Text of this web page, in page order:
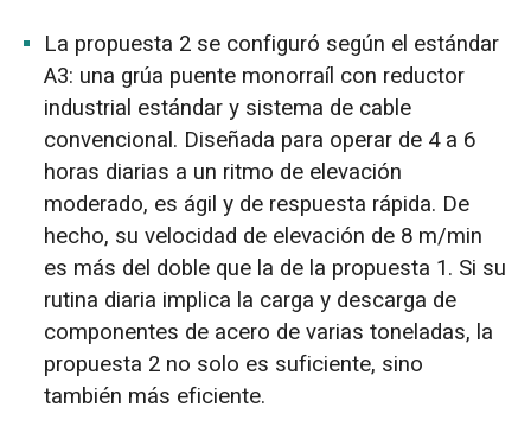
La propuesta 2 se configuró según el estándar
A3: una grúa puente monorraíl con reductor
industrial estándar y sistema de cable
convencional. Diseñada para operar de 4 a 6
horas diarias a un ritmo de elevación
moderado, es ágil y de respuesta rápida. De
hecho, su velocidad de elevación de 8 m/min
es más del doble que la de la propuesta 1. Si su
rutina diaria implica la carga y descarga de
componentes de acero de varias toneladas, la
propuesta 2 no solo es suficiente, sino
también más eficiente.